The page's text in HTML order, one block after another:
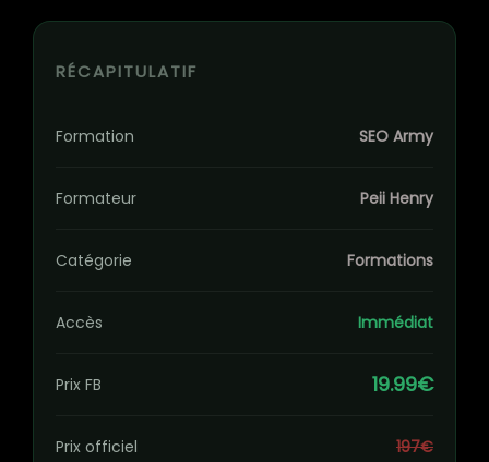
RÉCAPITULATIF
Formation SEO Army
Formateur Peii Henry
Catégorie Formations
Accès Immédiat
Prix FB 19.99€
Prix officiel 197€